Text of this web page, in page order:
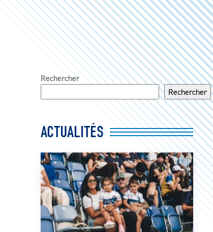
Rechercher
Rechercher
ACTUALITÉS